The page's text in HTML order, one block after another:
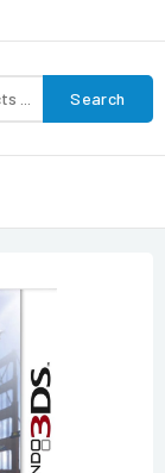
Search